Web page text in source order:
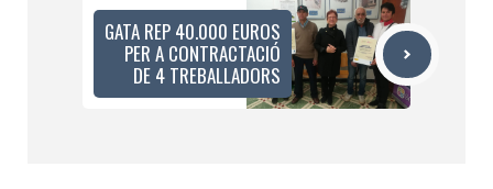
GATA REP 40.000 EUROS
PER A CONTRACTACIÓ
DE 4 TREBALLADORS